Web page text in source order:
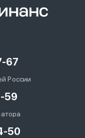
67
России
59
50